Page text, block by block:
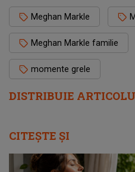
DISTRIBUIE
Meghan Markle
Meghan Markle familie
momente grele
CITEȘTE ȘI